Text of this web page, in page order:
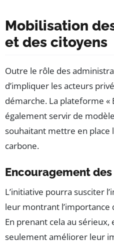
Mobilisation
et des citoyens
Outre le rôle des
d’impliquer les acteurs
démarche. La plateforme «
également servir de
souhaitant mettre en
carbone.
Encouragement
L’initiative pourra susciter
leur montrant
En prenant cela au
seulement améliorer leur